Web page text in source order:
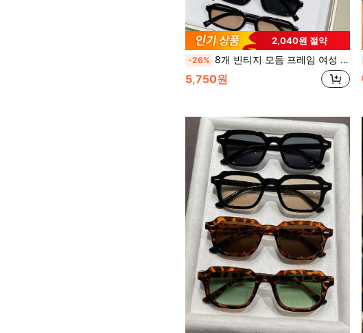
2,040원 절약
-26% 8개 빈티지 모듬 프레임 여성 패션 안경 작은 사각형, 캣 아이 콤보 세트, 여름 해변 여행 파티, 데일리 매칭, Y2K 스타일에 적합
5,750원